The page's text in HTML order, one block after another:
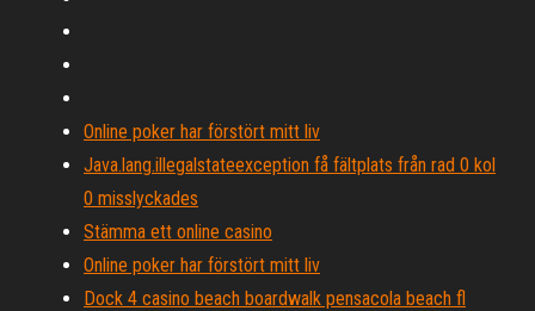
Online poker har förstört mitt liv
Java.lang.illegalstateexception få fältplats från rad 0 kol
0 misslyckades
Stämma ett online casino
Online poker har förstört mitt liv
Dock 4 casino beach boardwalk pensacola beach fl